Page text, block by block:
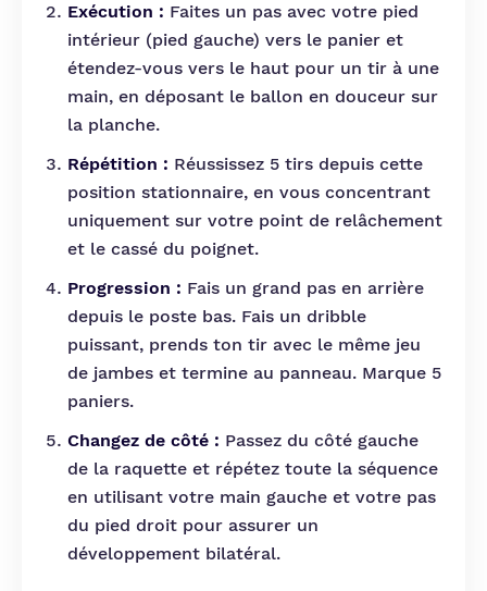
Exécution : Faites un pas avec votre pied
intérieur (pied gauche) vers le panier et
étendez-vous vers le haut pour un tir à une
main, en déposant le ballon en douceur sur
la planche.
Répétition : Réussissez 5 tirs depuis cette
position stationnaire, en vous concentrant
uniquement sur votre point de relâchement
et le cassé du poignet.
Progression : Fais un grand pas en arrière
depuis le poste bas. Fais un dribble
puissant, prends ton tir avec le même jeu
de jambes et termine au panneau. Marque 5
paniers.
Changez de côté : Passez du côté gauche
de la raquette et répétez toute la séquence
en utilisant votre main gauche et votre pas
du pied droit pour assurer un
développement bilatéral.